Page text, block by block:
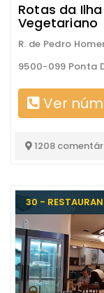
Rotas da
Vegetariano
R. de Pedro
9500-099 Ponta
Ver
1208
30 -